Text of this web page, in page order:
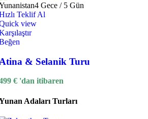
4 Gece / 5 Gün
Teklif Al
view
& Selanik Turu
€ 'dan itibaren
Adaları Turları